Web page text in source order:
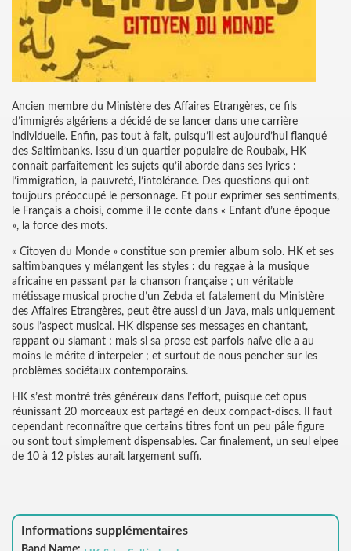
Ancien membre du Ministère des Affaires Etrangères, ce fils
d’immigrés algériens a décidé de se lancer dans une carrière
individuelle. Enfin, pas tout à fait, puisqu’il est aujourd’hui flanqué
des Saltimbanks. Issu d’un quartier populaire de Roubaix, HK
connaît parfaitement les sujets qu’il aborde dans ses lyrics :
l’immigration, la pauvreté, l’intolérance. Des questions qui ont
toujours préoccupé le personnage. Et pour exprimer ses sentiments,
le Français a choisi, comme il le conte dans « Enfant d’une époque
», la force des mots.
« Citoyen du Monde » constitue son premier album solo. HK et ses
saltimbanques y mélangent les styles : du reggae à la musique
africaine en passant par la chanson française ; un véritable
métissage musical proche d’un Zebda et fatalement du Ministère
des Affaires Etrangères, peut être aussi d’un Java, mais uniquement
sous l’aspect musical. HK dispense ses messages en chantant,
rappant ou slamant ; mais si sa prose est parfois naïve elle a au
moins le mérite d’interpeler ; et surtout de nous pencher sur les
problèmes sociétaux contemporains.
HK s’est montré très généreux dans l’effort, puisque cet opus
réunissant 20 morceaux est partagé en deux compact-discs. Il faut
cependant reconnaître que certains titres font un peu pâle figure
ou sont tout simplement dispensables. Car finalement, un seul elpee
de 10 à 12 pistes aurait largement suffi.
Informations supplémentaires